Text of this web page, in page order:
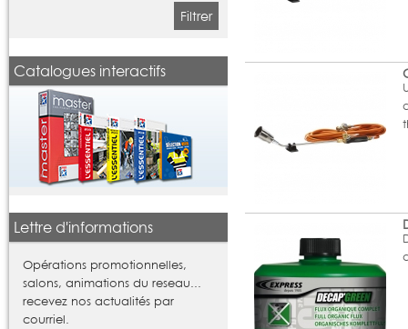
Filtrer
Catalogues interactifs
Lettre d'informations
Opérations promotionnelles,
salons, animations du reseau...
recevez nos actualités par
courriel.